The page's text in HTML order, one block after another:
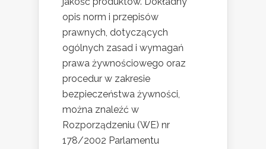
opis norm i przepisów
prawnych, dotyczących
ogólnych zasad i wymagań
prawa żywnościowego oraz
procedur w zakresie
bezpieczeństwa żywności,
można znaleźć w
Rozporządzeniu (WE) nr
178/2002 Parlamentu